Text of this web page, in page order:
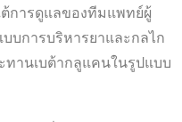
การดูแลของทีมแพทย์ผู้
บการบริหารยาและกลไก
ทานเบต้ากลูแคนในรูปแบบ